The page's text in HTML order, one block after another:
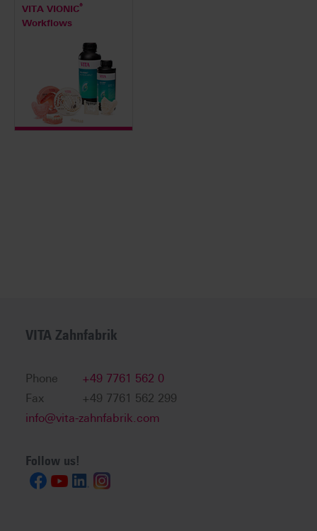
VITA VIONIC®
Workflows
VITA Zahnfabrik
Phone
+49 7761 562 0
Fax
+49 7761 562 299
info@vita-zahnfabrik.com
Follow us!